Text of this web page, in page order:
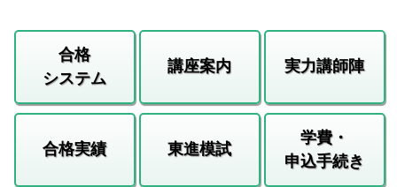
合格
システム
講座案内 実力講師陣
合格実績 東進模試
学費・
申込手続き